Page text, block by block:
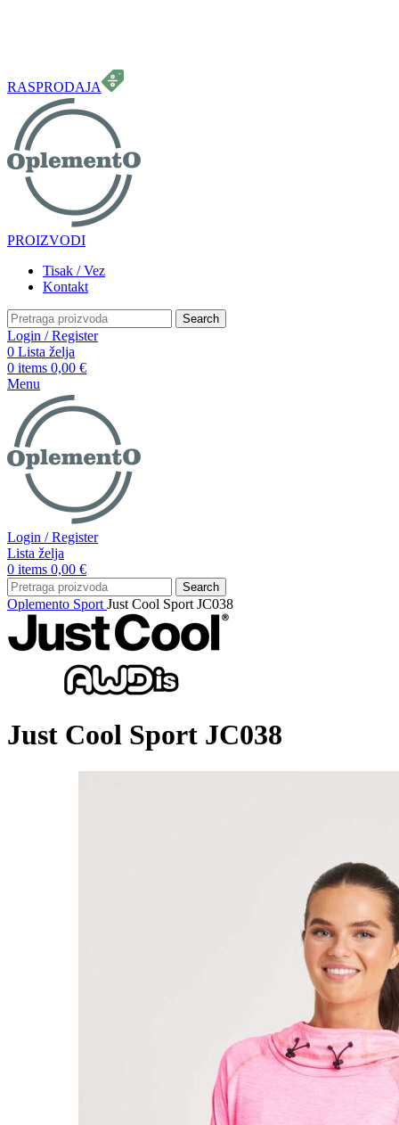
RASPRODAJA
PROIZVODI
Tisak / Vez
Kontakt
Search
Login / Register
0 Lista želja
0 items 0,00 €
Menu
Login / Register
Lista želja
0 items 0,00 €
Search
Oplemento Sport Just Cool Sport JC038
Just Cool Sport JC038